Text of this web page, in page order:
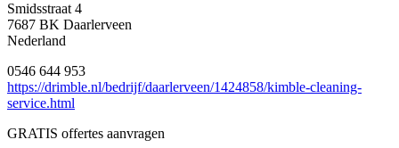
Smidsstraat 4
7687 BK Daarlerveen
Nederland
0546 644 953
https://drimble.nl/bedrijf/daarlerveen/1424858/kimble-cleaning-
service.html
GRATIS offertes aanvragen